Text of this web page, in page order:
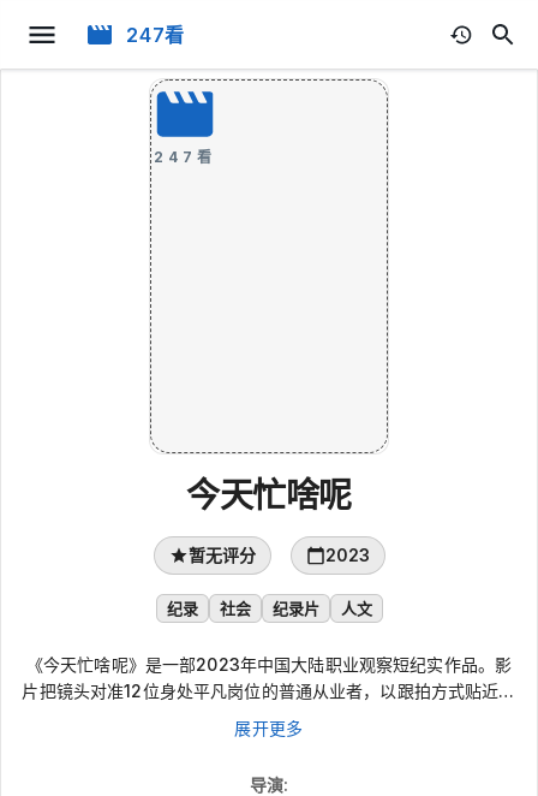
247看
247看
今天忙啥呢
暂无评分 2023
纪录 社会 纪录片 人文
《今天忙啥呢》是一部2023年中国大陆职业观察短纪实作品。影
片把镜头对准12位身处平凡岗位的普通从业者，以跟拍方式贴近他
们的工作现场与生活片段。没有刻意渲染，只从朴素日常中看见忙
碌背后的坚持，也呈现那些看似微小却真实发光的人生时刻。
展开更多
导演: